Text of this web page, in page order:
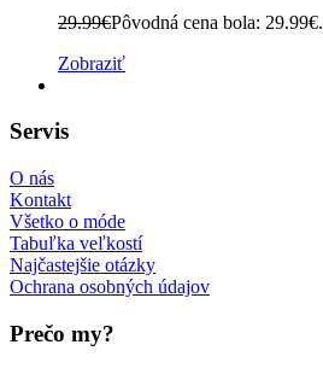
29.99€Pôvodná cena bola: 29.99€.
Zobraziť
Servis
O nás
Kontakt
Všetko o móde
Tabuľka veľkostí
Najčastejšie otázky
Ochrana osobných údajov
Prečo my?